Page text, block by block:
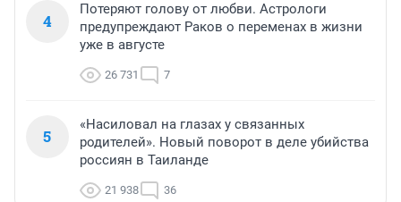
4
Потеряют голову от любви. Астрологи
предупреждают Раков о переменах в жизни
уже в августе
26 731 7
5
«Насиловал на глазах у связанных
родителей». Новый поворот в деле убийства
россиян в Таиланде
21 938 36